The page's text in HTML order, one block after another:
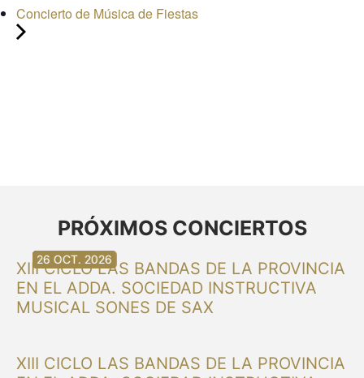
Concierto de Música de Fiestas
PRÓXIMOS CONCIERTOS
XIII CICLO LAS BANDAS DE LA PROVINCIA
EN EL ADDA. SOCIEDAD INSTRUCTIVA
MUSICAL SONES DE SAX
30 AG. 2026
XIII CICLO LAS BANDAS DE LA PROVINCIA
30 AG. 2026
13 SET. 2026
20 SET. 2026
20 SET. 2026
26 SET. 2026
03 OCT. 2026
16 OCT. 2026
26 OCT. 2026